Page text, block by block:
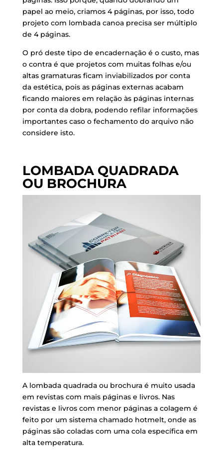
papel ao meio, criamos 4 páginas, por isso, todo
projeto com lombada canoa precisa ser múltiplo
de 4 páginas.
O pró deste tipo de encadernação é o custo, mas
o contra é que projetos com muitas folhas e/ou
altas gramaturas ficam inviabilizados por conta
da estética, pois as páginas externas acabam
ficando maiores em relação às páginas internas
por conta da dobra, podendo refilar informações
importantes caso o fechamento do arquivo não
considere isto.
LOMBADA QUADRADA
OU BROCHURA
A lombada quadrada ou brochura é muito usada
em revistas com mais páginas e livros. Nas
revistas e livros com menor páginas a colagem é
feito por um sistema chamado hotmelt, onde as
páginas são coladas com uma cola específica em
alta temperatura.